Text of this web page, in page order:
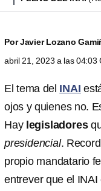
PorJavier Lozano
abril 21, 2023 a las 04:03
El tema del INAI
ojos y quienes no.
Hay legisladores
presidencial.
propio mandatario
entrever que el